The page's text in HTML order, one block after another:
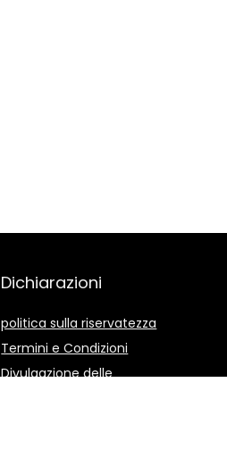
Dichiarazioni
politica sulla riservatezza
Termini e Condizioni
Divulgazione delle